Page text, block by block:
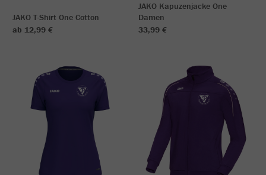
JAKO T-Shirt One Cotton
ab 12,99 €
JAKO Kapuzenjacke One
Damen
33,99 €